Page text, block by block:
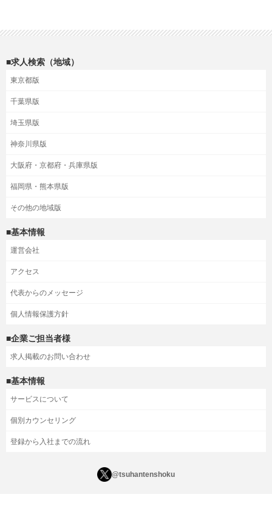
■求人検索（地域）
東京都版
千葉県版
埼玉県版
神奈川県版
大阪府・京都府・兵庫県版
福岡県・熊本県版
その他の地域版
■基本情報
運営会社
アクセス
代表からのメッセージ
個人情報保護方針
■企業ご担当者様
求人掲載のお問い合わせ
■基本情報
サービスについて
個別カウンセリング
登録から入社までの流れ
@tsuhantenshoku